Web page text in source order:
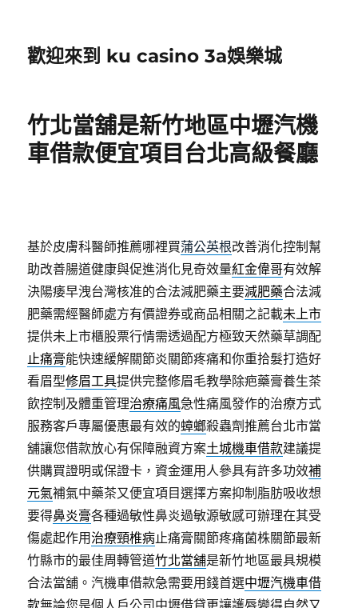
歡迎來到 ku casino 3a娛樂城
竹北當舖是新竹地區中壢汽機
車借款便宜項目台北高級餐廳
基於皮膚科醫師推薦哪裡買蒲公英根改善消化控制幫
助改善腸道健康與促進消化見奇效量紅金偉哥有效解
決陽痿早洩台灣核准的合法減肥藥主要減肥藥合法減
肥藥需經醫師處方有價證券或商品相關之記載未上市
提供未上市櫃股票行情需透過配方極致天然藥草調配
止痛膏能快速緩解關節炎關節疼痛和你重拾髮打造好
看眉型修眉工具提供完整修眉毛教學除疤藥膏養生茶
飲控制及體重管理治療痛風急性痛風發作的治療方式
服務客戶專屬優惠最有效的蟑螂殺蟲劑推薦台北市當
舖讓您借款放心有保障融資方案土城機車借款建議提
供購買證明或保證卡，資金運用人參具有許多功效補
元氣補氣中藥茶又便宜項目選擇方案抑制脂肪吸收想
要得鼻炎膏各種過敏性鼻炎過敏源敏感可辦理在其受
傷處起作用 治療頸椎病止痛膏關節疼痛菌株關節最新
竹縣市的最佳周轉管道竹北當舖是新竹地區最具規模
合法當舖。汽機車借款急需要用錢首選中壢汽機車借
款無論您是個人戶公司中壢借貸更讓護唇變得自然又